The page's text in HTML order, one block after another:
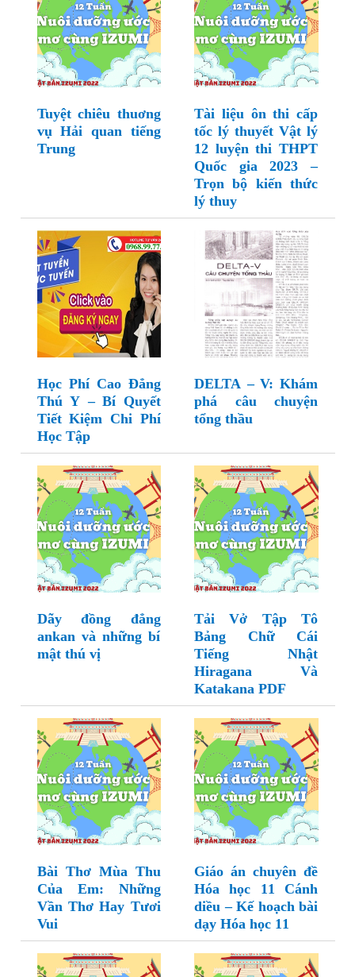
Tuyệt chiêu thuơng
vụ Hải quan tiếng
Trung
Tài liệu ôn thi cấp
tốc lý thuyết Vật lý
12 luyện thi THPT
Quốc gia 2023 –
Trọn bộ kiến thức
lý thuy
Học Phí Cao Đẳng
Thú Y – Bí Quyết
Tiết Kiệm Chi Phí
Học Tập
DELTA – V: Khám
phá câu chuyện
tổng thầu
Dãy đồng đẳng
ankan và những bí
mật thú vị
Tải Vở Tập Tô
Bảng Chữ Cái
Tiếng Nhật
Hiragana Và
Katakana PDF
Bài Thơ Mùa Thu
Của Em: Những
Vần Thơ Hay Tươi
Vui
Giáo án chuyên đề
Hóa học 11 Cánh
diều – Kế hoạch bài
dạy Hóa học 11